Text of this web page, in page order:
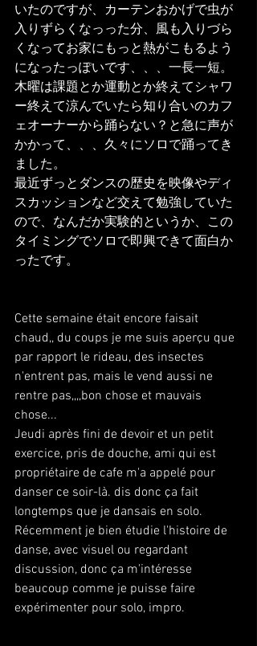
いたのですが、カーテンおかげで虫が
入りずらくなっった分、風も入りづら
くなってお家にもっと熱がこもるよう
になったっぽいです、、、一長一短。
木曜は課題とか運動とか終えてシャワ
ー終えて涼んでいたら知り合いのカフ
ェオーナーから踊らない？と急に声が
かかって、、、久々にソロで踊ってき
ました。
最近ずっとダンスの歴史を映像やディ
スカッションなど交えて勉強していた
ので、なんだか実験的というか、この
タイミングでソロで即興できて面白か
ったです。
Cette semaine était encore faisait
chaud,, du coups je me suis aperçu que
par rapport le rideau, des insectes
n'entrent pas, mais le vend aussi ne
rentre pas,,,,bon chose et mauvais
chose...
Jeudi après fini de devoir et un petit
exercice, pris de douche, ami qui est
propriétaire de cafe m'a appelé pour
danser ce soir-là. dis donc ça fait
longtemps que je dansais en solo.
Récemment je bien étudie l'histoire de
danse, avec visuel ou regardant
discussion, donc ça m'intéresse
beaucoup comme je puisse faire
expérimenter pour solo, impro.